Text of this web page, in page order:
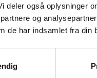
deler også oplysninger
og
de har indsamlet fra din
Keramik, skabt i
med eller uden blomster.